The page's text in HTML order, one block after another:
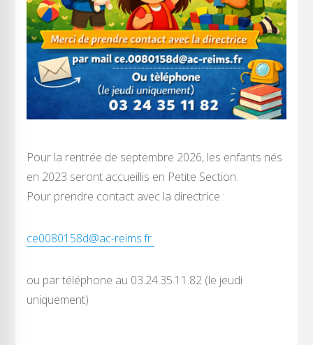
Pour la rentrée de septembre 2026, les enfants nés
en 2023 seront accueillis en Petite Section.
Pour prendre contact avec la directrice :
ce0080158d@ac-reims.fr
ou par téléphone au 03.24.35.11.82 (le jeudi
uniquement)